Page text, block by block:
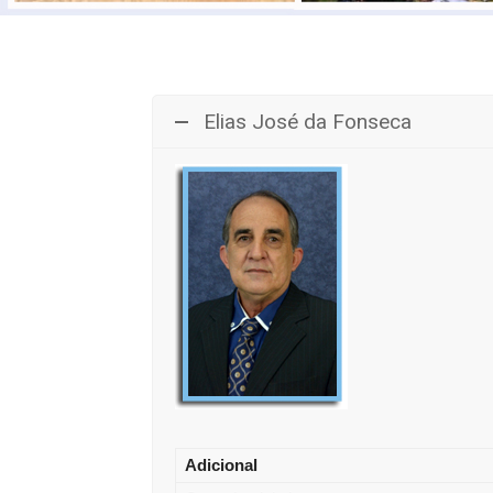
Elias José da Fonseca
Adicional